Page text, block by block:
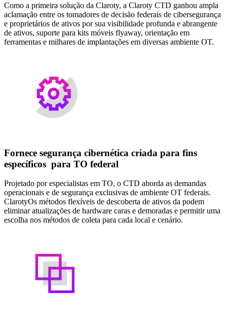
Como a primeira solução da Claroty, a Claroty CTD ganhou ampla
aclamação entre os tomadores de decisão federais de cibersegurança
e proprietários de ativos por sua visibilidade profunda e abrangente
de ativos, suporte para kits móveis flyaway, orientação em
ferramentas e milhares de implantações em diversas ambiente OT.
Fornece segurança cibernética criada para fins
específicos para TO federal
Projetado por especialistas em TO, o CTD aborda as demandas
operacionais e de segurança exclusivas de ambiente OT federais.
ClarotyOs métodos flexíveis de descoberta de ativos da podem
eliminar atualizações de hardware caras e demoradas e permitir uma
escolha nos métodos de coleta para cada local e cenário.